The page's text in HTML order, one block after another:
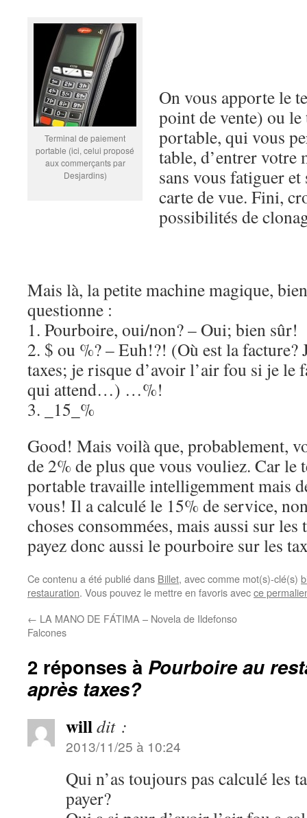
Terminal de paiement
portable (ici, celui proposé
aux commerçants par
Desjardins)
On vous apporte le
point de vente) ou
portable, qui vous
table, d’entrer votre
sans vous fatiguer
carte de vue. Fini,
possibilités de
Mais là, la petite machine magique,
questionne :
1. Pourboire, oui/non? – Oui; bien sûr!
2. $ ou %? – Euh!?! (Où est la facture?
taxes; je risque d’avoir l’air fou si je le
qui attend…) …%!
3. _15_%
Good! Mais voilà que, probablement,
de 2% de plus que vous vouliez. Car le
portable travaille intelligemment mais
vous! Il a calculé le 15% de service,
choses consommées, mais aussi sur
payez donc aussi le pourboire sur les
Ce contenu a été publié dans Billet, avec comme mot(s)-clé(s)
restauration. Vous pouvez le mettre en favoris avecce
← LA MANO DE FÁTIMA – Novela de Ildefonso
Falcones
2 réponses à Pourboire au
après taxes?
willdit :
2013/11/25 à 10:24
Qui n’as toujours pas calculé les
payer?